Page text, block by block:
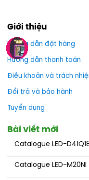
Giới thiệu
Hướng dẫn đặt hàng
Hướng dẫn thanh toán
Điều khoản và trách
Đổi trả và bảo hành
Tuyển dụng
Bài viết mới
Catalogue LED-
Catalogue LED-M20NI